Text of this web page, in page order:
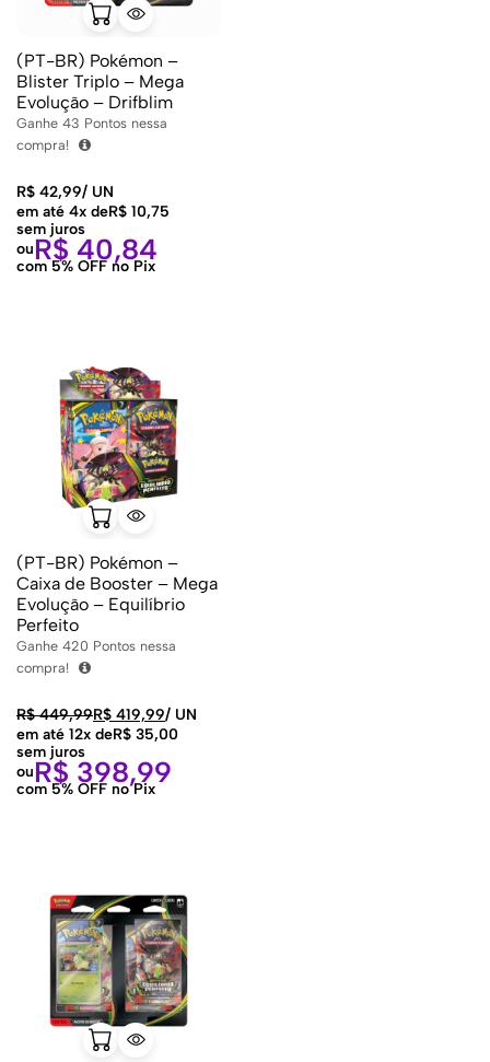
(PT-BR) Pokémon –
Blister Triplo – Mega
Evolução – Drifblim
Ganhe 43 Pontos nessa
compra!
R$ 42,99/ UN
em até 4x deR$ 10,75
sem juros
ouR$ 40,84
com 5% OFF no Pix
(PT-BR) Pokémon –
Caixa de Booster – Mega
Evolução – Equilíbrio
Perfeito
Ganhe 420 Pontos nessa
compra!
R$449,99R$ 419,99/ UN
em até 12x deR$ 35,00
sem juros
ouR$ 398,99
com 5% OFF no Pix